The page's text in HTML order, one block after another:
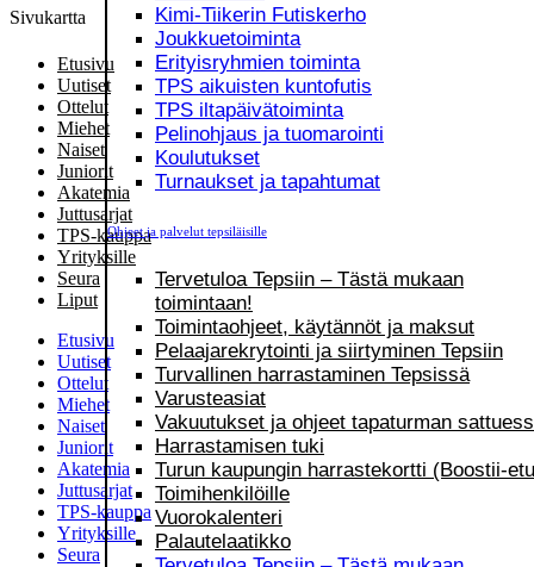
Kimi-Tiikerin Futiskerho
Joukkuetoiminta
Erityisryhmien toiminta
TPS aikuisten kuntofutis
TPS iltapäivätoiminta
Pelinohjaus ja tuomarointi
Koulutukset
Turnaukset ja tapahtumat
Ohjeet ja palvelut tepsiläisille
Tervetuloa Tepsiin – Tästä mukaan
toimintaan!
Toimintaohjeet, käytännöt ja maksut
Pelaajarekrytointi ja siirtyminen Tepsiin
Turvallinen harrastaminen Tepsissä
Varusteasiat
Vakuutukset ja ohjeet tapaturman
Harrastamisen tuki
Turun kaupungin harrastekortti (Boostii-
Toimihenkilöille
Vuorokalenteri
Palautelaatikko
Sivukartta
Etusivu
Uutiset
Ottelut
Miehet
Naiset
Juniorit
Akatemia
Juttusarjat
TPS-kauppa
Yrityksille
Seura
Liput
Etusivu
Uutiset
Ottelut
Miehet
Naiset
Juniorit
Akatemia
Juttusarjat
TPS-kauppa
Yrityksille
Seura